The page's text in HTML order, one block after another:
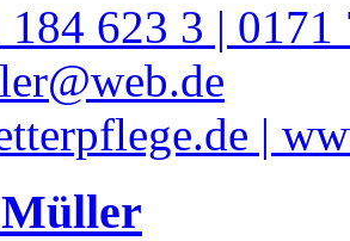
184 623 3 | 0171
|